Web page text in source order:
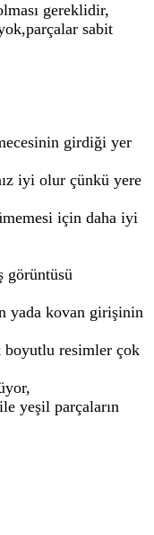
gereklidir,
sabit
girdiği yer
iyi olur çünkü yere
için daha iyi
görüntüsü
yada kovan girişinin
boyutlu resimler çok
yeşil parçaların